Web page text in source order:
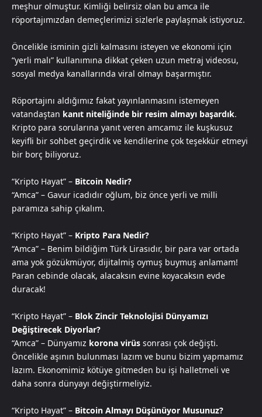
meşhur olmuştur. Kimliği belirsiz olan bu amca ile
röportajımızdan demeçlerimizi sizlerle paylaşmak istiyoruz.
Öncelikle isminin gizli kalmasını isteyen ve ekonomi için
“yerli malı” kullanımına dikkat çeken uzun metraj videosu,
sosyal medya kanallarında viral olmayı başarmıştır.
Röportajını aldığımız fakat yayınlanmasını istemeyen
vatandaştan kanıt niteliğinde bir resim almayı başardık.
Kripto para sorularına yanıt veren amcamız ile kuşkusuz
keyifli bir sohbet geçirdik ve kendilerine çok teşekkür etmeyi
bir borç biliyoruz.
“Kripto Hayat” – Bitcoin Nedir?
“Amca” – Gavur icadıdır oğlum, biz önce yerli ve milli
paramıza sahip çıkalım.
“Kripto Hayat” – Kripto Para Nedir?
“Amca” – Benim bildiğim Türk Lirasıdır, bir para var ortada
ama yok gözükmüyor, dijitalmiş oymuş buymuş anlamam!
Paran cebinde olacak, alacaksın evine koyacaksın evde
duracak!
“Kripto Hayat” – Blok Zincir Teknolojisi Dünyamızı
Değiştirecek Diyorlar?
“Amca” – Dünyamız korona virüs sonrası çok değişti.
Öncelikle aşının bulunması lazım ve bunu bizim yapmamız
lazım. Ekonomimiz kötüye gitmeden bu işi halletmeli ve
daha sonra dünyayı değiştirmeliyiz.
“Kripto Hayat” – Bitcoin Almayı Düşünüyor Musunuz?